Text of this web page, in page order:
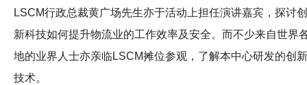
LSCM行政总裁黄广场先生亦于活动上担任演讲嘉宾，探讨创
新科技如何提升物流业的工作效率及安全。而不少来自世界
地的业界人士亦亲临LSCM摊位参观，了解本中心研发的创新
技术。